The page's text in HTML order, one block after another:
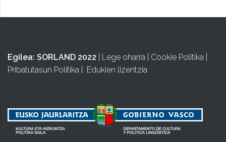
Egilea: SORLAND 2022 Lege oharra Cookie Politika
Pribatutasun Politika
Edukien lizentzia